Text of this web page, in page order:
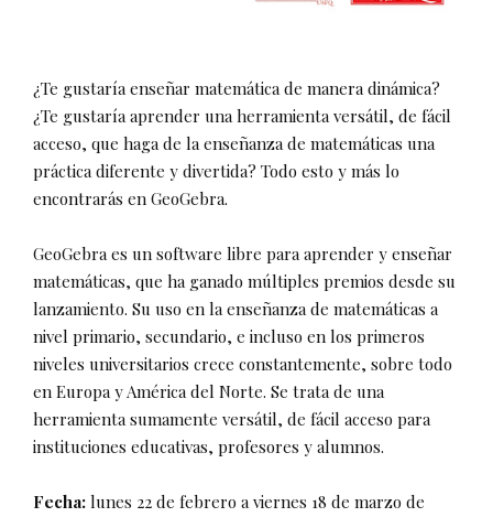
¿Te gustaría enseñar matemática de manera dinámica?
¿Te gustaría aprender una herramienta versátil, de fácil
acceso, que haga de la enseñanza de matemáticas una
práctica diferente y divertida? Todo esto y más lo
encontrarás en GeoGebra.
GeoGebra es un software libre para aprender y enseñar
matemáticas, que ha ganado múltiples premios desde su
lanzamiento. Su uso en la enseñanza de matemáticas a
nivel primario, secundario, e incluso en los primeros
niveles universitarios crece constantemente, sobre todo
en Europa y América del Norte. Se trata de una
herramienta sumamente versátil, de fácil acceso para
instituciones educativas, profesores y alumnos.
Fecha: lunes 22 de febrero a viernes 18 de marzo de